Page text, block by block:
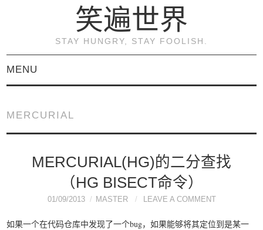
笑遍世界
STAY HUNGRY, STAY FOOLISH.
MENU
（连载）
《KVM虚拟化技术：实
战与原理解析》
MERCURIAL
MERCURIAL(HG)的二分查找
（HG BISECT命令）
01/09/2013 MASTER LEAVE A COMMENT
如果一个在代码仓库中发现了一个bug，如果能够将其定位到是某一